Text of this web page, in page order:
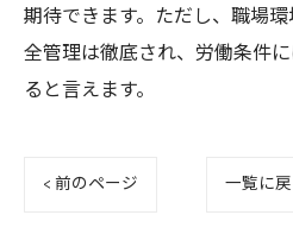
期待できます。ただし、職場
全管理は徹底され、労働条件
ると言えます。
< 前のページ 一覧に